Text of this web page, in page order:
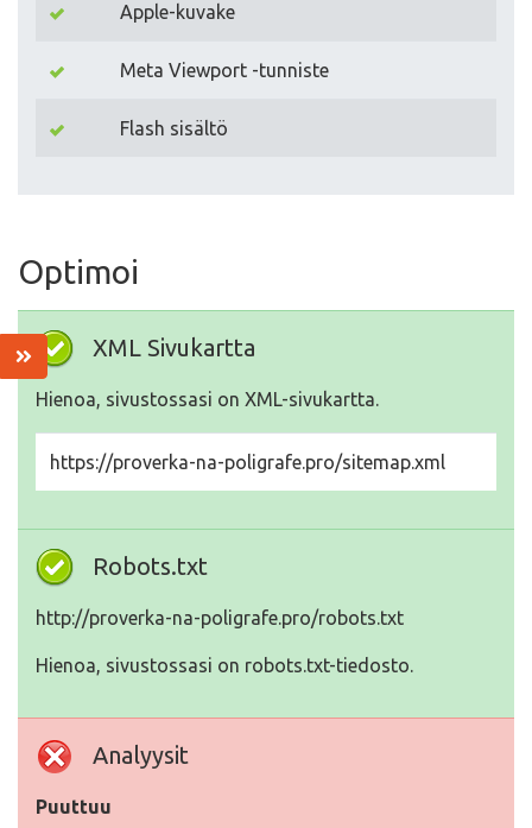
Apple-kuvake
Meta Viewport -tunniste
Flash sisältö
Optimoi
XML Sivukartta
Hienoa, sivustossasi on XML-sivukartta.
https://proverka-na-poligrafe.pro/sitemap.xml
Robots.txt
http://proverka-na-poligrafe.pro/robots.txt
Hienoa, sivustossasi on robots.txt-tiedosto.
Analyysit
Puuttuu